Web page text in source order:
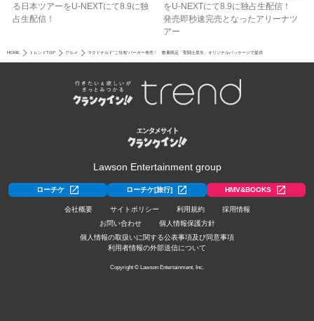
る日本ツアーをU‐NEXTにて8.9に独
占生配信！
をU-NEXTにて8.9に独占生配信！
発売即秒速完売となったアリーナツ
アー
HOME トレンドTOP グルメ マクドナルド“ご当地”バーガー発売！ 数量限定「聖闘士星矢」オリジナルパッケージで提供
Lawson Entertainment group
ローチケ ローチケ[旅行] HMV&BOOKS
会社概要 サイトポリシー 利用規約
採用情報
お問い合わせ
個人情報保護方針
個人情報の取扱いに関する公表事項及び同意事項
利用者情報の外部送信について
Copyright © Lawson Entertainment, Inc.